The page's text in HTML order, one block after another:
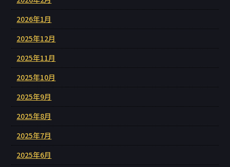
2026年1月
2025年12月
2025年11月
2025年10月
2025年9月
2025年8月
2025年7月
2025年6月